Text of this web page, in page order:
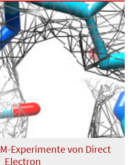
Experimente von Direct
Electron
Next